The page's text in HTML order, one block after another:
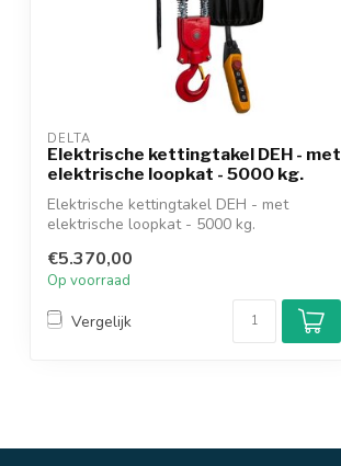
DELTA
Elektrische kettingtakel DEH - met
elektrische loopkat - 5000 kg.
Elektrische kettingtakel DEH - met
elektrische loopkat - 5000 kg.
€5.370,00
Op voorraad
Vergelijk